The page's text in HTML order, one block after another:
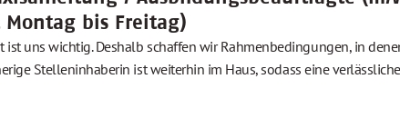
Montag bis Freitag)
ist uns wichtig. Deshalb schaffen wir Rahmenbedingungen, in
Stelleninhaberin ist weiterhin im Haus, sodass eine